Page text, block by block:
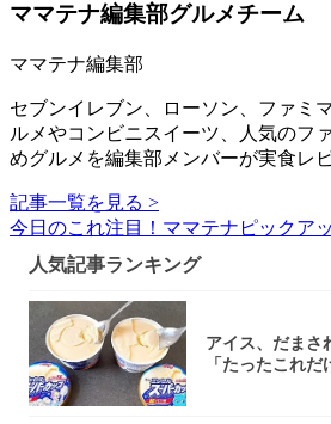
ママテナ編集部グルメチーム
ママテナ編集部
セブンイレブン、ローソン、ファミ
ルメやコンビニスイーツ、人気のフ
めグルメを編集部メンバーが実食レ
記事一覧を見る >
今日のこれ注目！ママテナピックア
人気記事ランキング
アイス、だまさ
「たったこれ